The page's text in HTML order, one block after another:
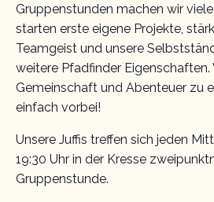
Gruppenstunden machen wir
starten erste eigene Projekte,
Teamgeist und unsere
weitere Pfadfinder Eigenschaften.
Gemeinschaft und Abenteuer zu
einfach vorbei!
Unsere Juffis treffen sich jeden
19:30 Uhr in der Kresse
Gruppenstunde.